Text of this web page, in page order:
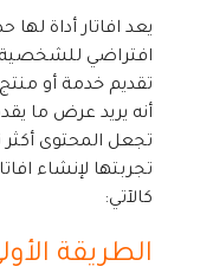
يعد افاتار أداة
افتراضي للشخصية
تقديم خدمة أو
أنه يريد عرض ما
تجعل المحتوى أكثر
تجربتها لإنشاء
كالآتي:
الطريقة